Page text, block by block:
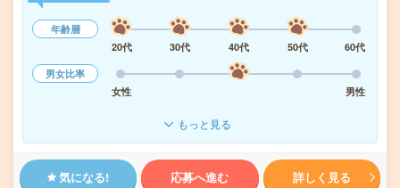
年齢層
20代
30代 40代 50代
60代
男女比率
女性
男性
もっと見る
気になる! 応募へ進む 詳しく見る